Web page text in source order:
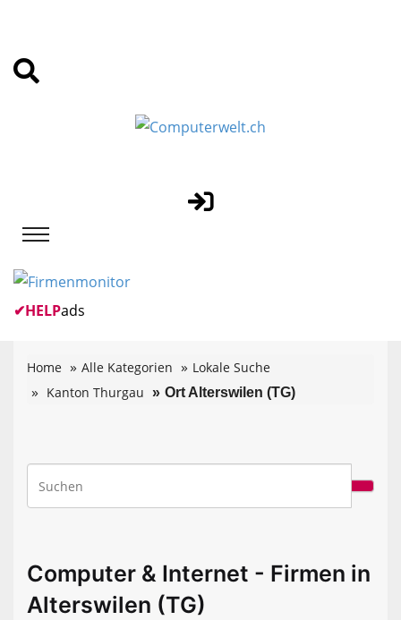
✔HELPads
Home Alle Kategorien
Lokale Suche
Kanton Thurgau
Ort Alterswilen (TG)
Computer & Internet - Firmen in
Alterswilen (TG)